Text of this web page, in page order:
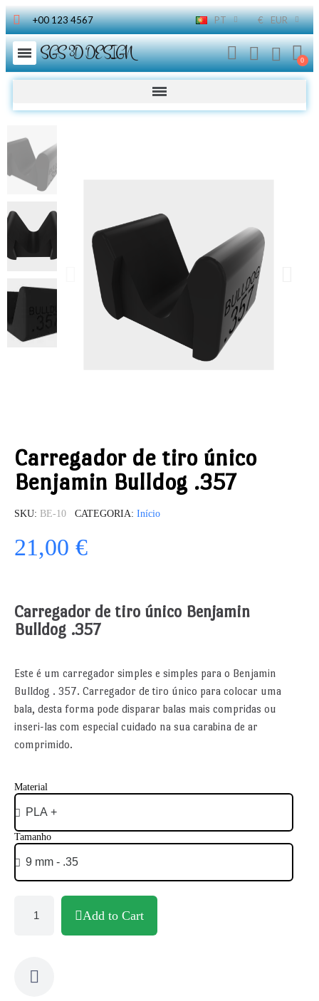
+00 123 4567 PT € EUR
SGS 3D DESIGN
Carregador de tiro único
Benjamin Bulldog .357
SKU BE-10 CATEGORIA Início
21,00 €
Carregador de tiro único Benjamin
Bulldog .357
Este é um carregador simples e simples para o Benjamin
Bulldog . 357. Carregador de tiro único para colocar uma
bala, desta forma pode disparar balas mais compridas ou
inseri-las com especial cuidado na sua carabina de ar
comprimido.
Material
Tamanho
Add to Cart